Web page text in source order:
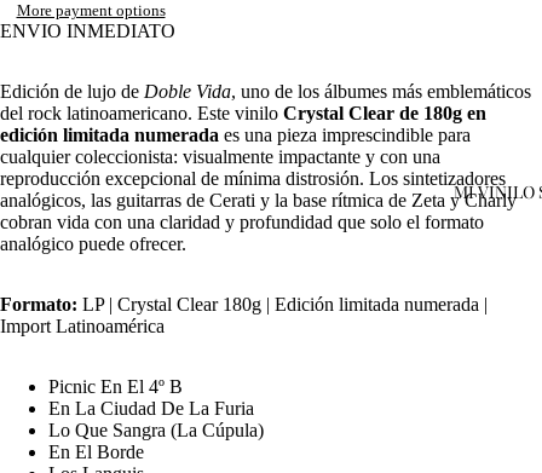
MI VINILO
Open
in
full
More payment options
ENVIO INMEDIATO
Edición de lujo de Doble Vida, uno de los álbumes más emblemáticos
del rock latinoamericano. Este vinilo Crystal Clear de 180g en
edición limitada numerada es una pieza imprescindible para
cualquier coleccionista: visualmente impactante y con una
reproducción excepcional de mínima distrosión. Los sintetizadores
analógicos, las guitarras de Cerati y la base rítmica de Zeta y Charly
cobran vida con una claridad y profundidad que solo el formato
analógico puede ofrecer.
Formato: LP | Crystal Clear 180g | Edición limitada numerada |
Import Latinoamérica
Picnic En El 4º B
En La Ciudad De La Furia
Lo Que Sangra (La Cúpula)
En El Borde